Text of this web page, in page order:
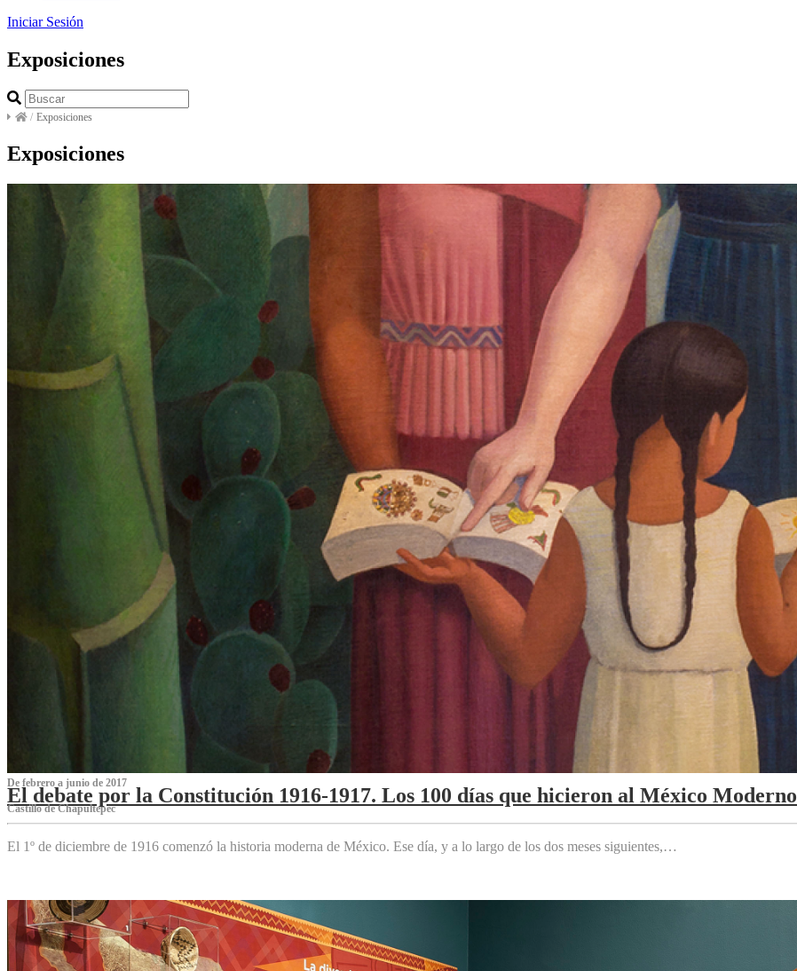
Iniciar Sesión
Exposiciones
/ Exposiciones
Exposiciones
De febrero a junio de 2017
El debate por la Constitución 1916-1917. Los 100 días que hicieron al México Moderno
Castillo de Chapultepec
El 1º de diciembre de 1916 comenzó la historia moderna de México. Ese día, y a lo largo de los dos meses siguientes,…